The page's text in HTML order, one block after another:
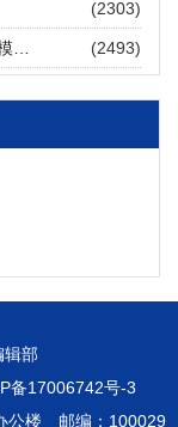
(2303)
(2493)
辑部
备17006742号-3
公楼 邮编：100029